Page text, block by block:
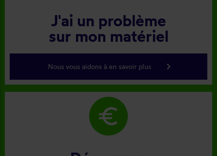
J'ai un problème
sur mon matériel
Nous vous aidons à en savoir plus keyboard_arrow_right
euro